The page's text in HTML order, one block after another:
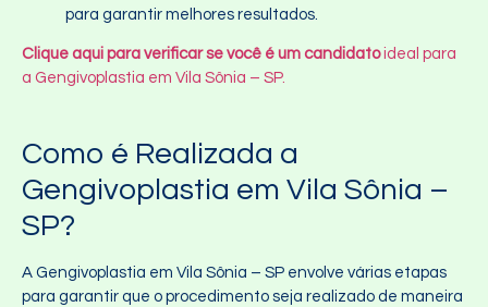
para garantir melhores resultados.
Clique aqui para verificar se você é um candidatoideal para
a Gengivoplastia em Vila Sônia – SP.
Como é Realizada a
Gengivoplastia em Vila Sônia –
SP?
A Gengivoplastia em Vila Sônia – SP envolve várias etapas
para garantir que o procedimento seja realizado de maneira